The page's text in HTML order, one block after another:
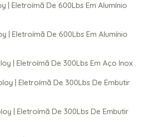
| Eletroímã De 600Lbs Em Alumínio
| Eletroímã De 600Lbs Em Alumínio
| Eletroímã De 300Lbs Em Aço Inox
| Eletroímã De 300Lbs De Embutir
| Eletroímã De 300Lbs De Embutir